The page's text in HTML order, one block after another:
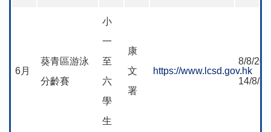
6月
葵青區游泳
分齡賽
小
一
至
六
學
生
康
文
署
https://www.lcsd.gov.hk
8/8/
14/8/